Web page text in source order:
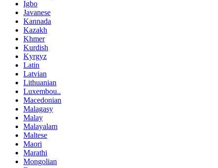
Igbo
Javanese
Kannada
Kazakh
Khmer
Kurdish
Kyrgyz
Latin
Latvian
Lithuanian
Luxembou..
Macedonian
Malagasy
Malay
Malayalam
Maltese
Maori
Marathi
Mongolian